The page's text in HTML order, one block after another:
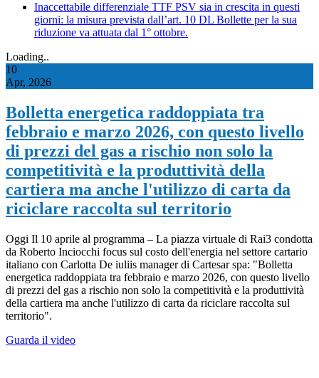
Inaccettabile differenziale TTF PSV sia in crescita in questi
giorni: la misura prevista dall’art. 10 DL Bollette per la sua
riduzione va attuata dal 1° ottobre.
Loading..
10
Apr, 2026
Bolletta energetica raddoppiata tra
febbraio e marzo 2026, con questo livello
di prezzi del gas a rischio non solo la
competitività e la produttività della
cartiera ma anche l'utilizzo di carta da
riciclare raccolta sul territorio
Oggi Il 10 aprile al programma – La piazza virtuale di Rai3 condotta
da Roberto Inciocchi focus sul costo dell'energia nel settore cartario
italiano con Carlotta De iuliis manager di Cartesar spa: "Bolletta
energetica raddoppiata tra febbraio e marzo 2026, con questo livello
di prezzi del gas a rischio non solo la competitività e la produttività
della cartiera ma anche l'utilizzo di carta da riciclare raccolta sul
territorio".
Guarda il video